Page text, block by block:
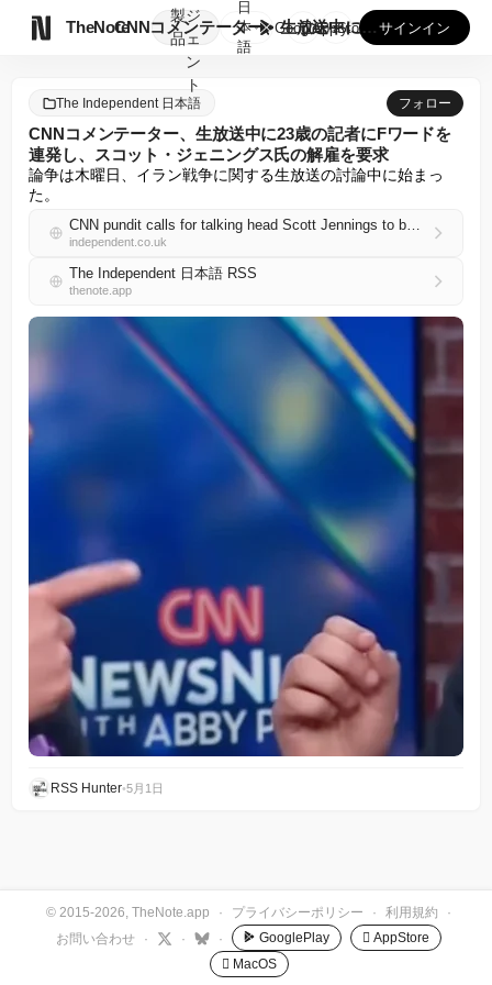
TheNote
製
品
ジ
ェ
ン
ト
CNNコメンテーター、生放送中に23歳の記者にFワードを連発...
日
本
語
GooglePlay
AppStore サインイン
The Independent 日本語 フォロー
CNNコメンテーター、生放送中に23歳の記者にFワードを
連発し、スコット・ジェニングス氏の解雇を要求
論争は木曜日、イラン戦争に関する生放送の討論中に始まっ
た。
CNN pundit calls for talking head Scott Jennings to be fired after F-bomb meltdown at 23-year-old reporter on air
independent.co.uk
The Independent 日本語 RSS
thenote.app
RSS Hunter•5月1日
© 2015-2026, TheNote.app · プライバシーポリシー · 利用規約
·
お問い合わせ
· · · GooglePlay
 AppStore
 MacOS